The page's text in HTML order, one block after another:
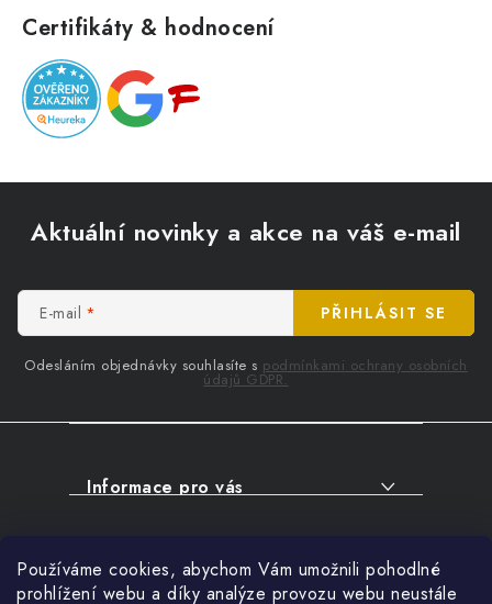
Používáme cookies, abychom Vám umožnili pohodlné
prohlížení webu a díky analýze provozu webu neustále
Certifikáty & hodnocení
Aktuální novinky a akce na váš e-mail
E-mail
Odesláním objednávky souhlasíte s podmínkami ochrany osobních
údajů GDPR.
PŘIHLÁSIT SE
Informace pro vás
SERVIS
Facebook